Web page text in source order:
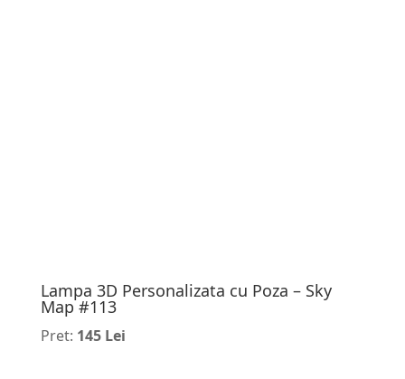
Lampa 3D Personalizata cu Poza – Sky
Map #113
Pret: 145 Lei